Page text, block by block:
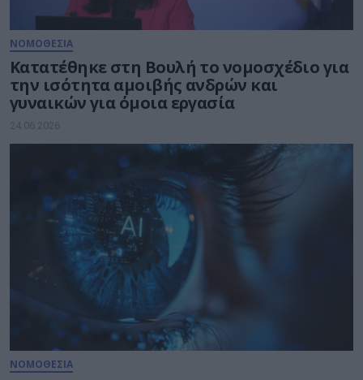
ΝΟΜΟΘΕΣΙΑ
Κατατέθηκε στη Βουλή το νομοσχέδιο για
την ισότητα αμοιβής ανδρών και
γυναικών για όμοια εργασία
24.06.2026
ΝΟΜΟΘΕΣΙΑ